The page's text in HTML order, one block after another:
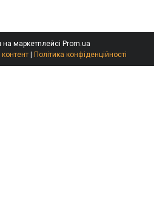
маркетплейсі Prom.ua
| Політика конфіденційності